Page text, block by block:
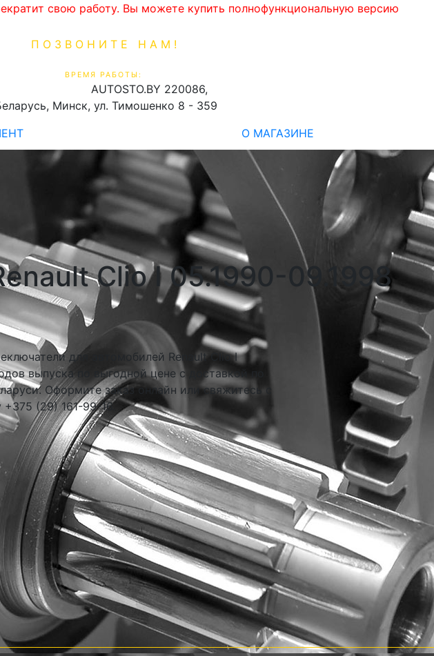
свою работу. Вы можете купить полнофункциональную версию
ПОЗВОНИТЕ НАМ!
ВРЕМЯ РАБОТЫ:
AUTOSTO.BY 220086,
Минск, ул. Тимошенко 8 - 359
О МАГАЗИНЕ
Clio I 05.1990-09.1998
для автомобилей Renault Clio I
выпуска по выгодной цене с доставкой по
Оформите заказ онлайн или свяжитесь с
(29) 161-99-16.